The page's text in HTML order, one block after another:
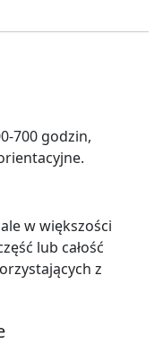
700 godzin,
w większości
lub całość
z